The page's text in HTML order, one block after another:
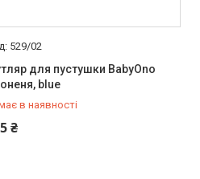
529/02
для пустушки BabyOno
blue
в наявності
₴(97) 778-20-70